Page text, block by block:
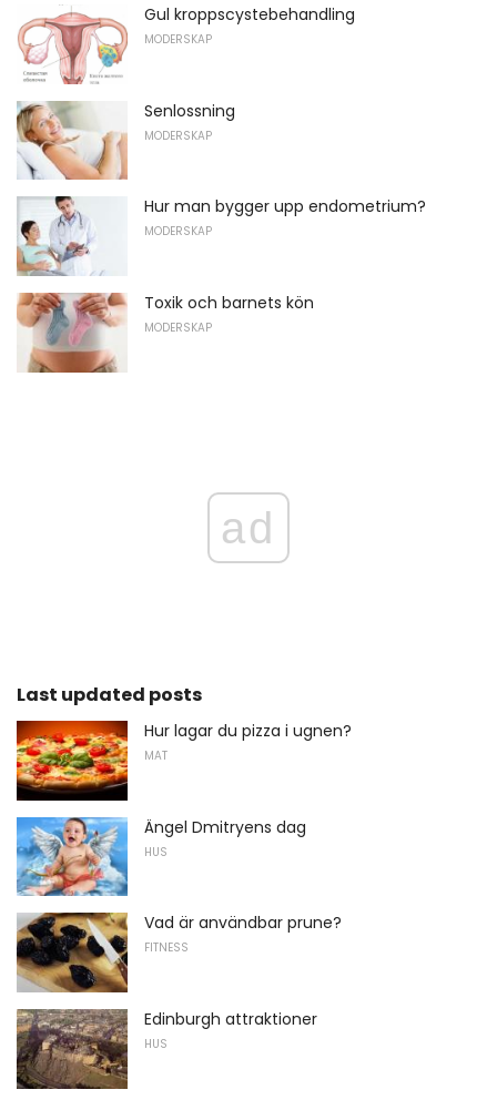
Gul kroppscystebehandling
MODERSKAP
Senlossning
MODERSKAP
Hur man bygger upp endometrium?
MODERSKAP
Toxik och barnets kön
MODERSKAP
ad
Last updated posts
Hur lagar du pizza i ugnen?
MAT
Ängel Dmitryens dag
HUS
Vad är användbar prune?
FITNESS
Edinburgh attraktioner
HUS